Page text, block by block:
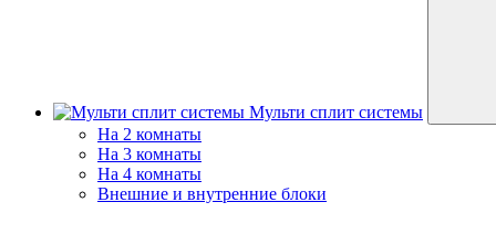
Мульти сплит системы
На 2 комнаты
На 3 комнаты
На 4 комнаты
Внешние и внутренние блоки